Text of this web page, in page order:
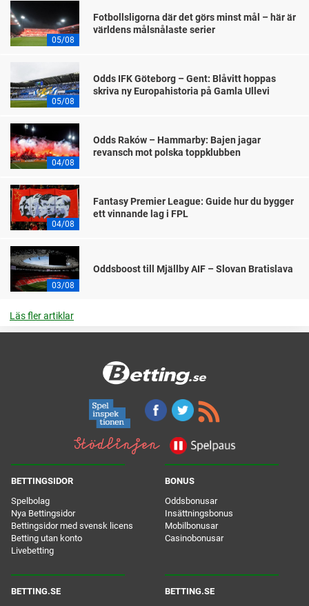
05/08
Fotbollsligorna där det görs minst mål – här är
världens målsnålaste serier
05/08
Odds IFK Göteborg – Gent: Blåvitt hoppas
skriva ny Europahistoria på Gamla Ullevi
04/08
Odds Raków – Hammarby: Bajen jagar
revansch mot polska toppklubben
04/08
Fantasy Premier League: Guide hur du bygger
ett vinnande lag i FPL
03/08
Oddsboost till Mjällby AIF – Slovan Bratislava
Läs fler artiklar
BETTINGSIDOR
Spelbolag
Nya Bettingsidor
Bettingsidor med svensk licens
Betting utan konto
Livebetting
BONUS
Oddsbonusar
Insättningsbonus
Mobilbonusar
Casinobonusar
BETTING.SE BETTING.SE